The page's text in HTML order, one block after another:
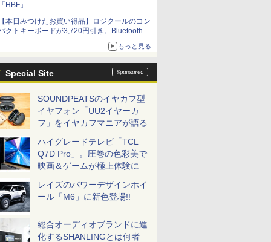
HBF」
本日みつけたお買い得品】ロジクールのコン
クトキーボードが3,720円引き。Bluetoothで3
もっと見る
Special Site
SOUNDPEATSのイヤカフ型
イヤフォン「UU2イヤーカ
フ」をイヤカフマニアが語る
ハイグレードテレビ「TCL
Q7D Pro」。圧巻の色彩美で
映画＆ゲームが極上体験に
レイズのパワーデザインホイ
ール「M6」に新色登場!!
総合オーディオブランドに進
化するSHANLINGとは何者